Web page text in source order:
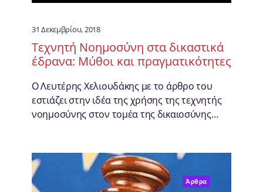
31 Δεκεμβρίου, 2018
Τεχνητή Νοημοσύνη στα δικαστικά
έδρανα: Μύθοι και πραγματικότητες
Ο Λευτέρης Χελιουδάκης με το άρθρο του
εστιάζει στην ιδέα της χρήσης της τεχνητής
νοημοσύνης στον τομέα της δικαιοσύνης…
Άρθρα